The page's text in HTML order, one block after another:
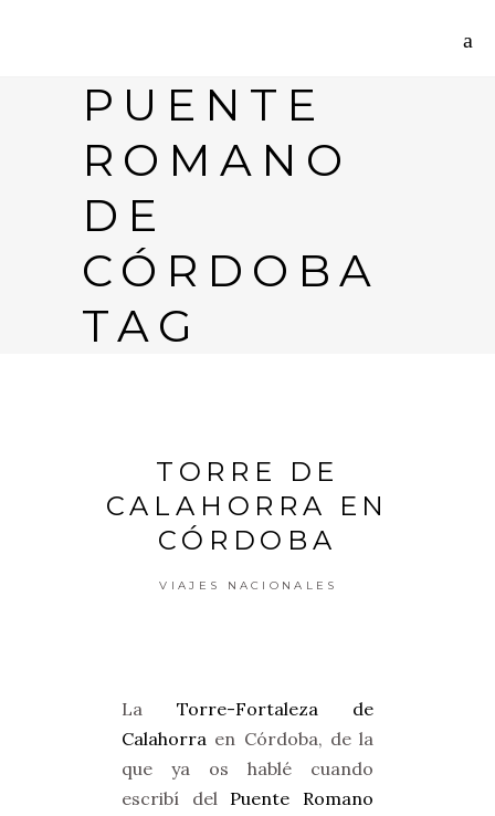
PUENTE
ROMANO
DE
CÓRDOBA
TAG
TORRE DE
CALAHORRA EN
CÓRDOBA
VIAJES NACIONALES
La Torre-Fortaleza de
Calahorra en Córdoba, de la
que ya os hablé cuando
escribí del Puente Romano